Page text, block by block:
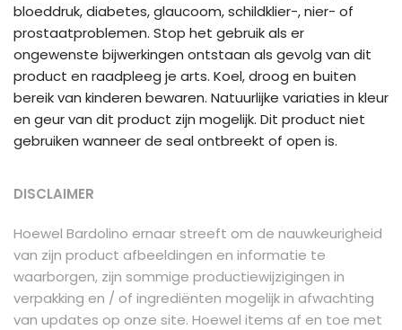
bloeddruk, diabetes, glaucoom, schildklier-, nier- of
prostaatproblemen. Stop het gebruik als er
ongewenste bijwerkingen ontstaan als gevolg van dit
product en raadpleeg je arts. Koel, droog en buiten
bereik van kinderen bewaren. Natuurlijke variaties in kleur
en geur van dit product zijn mogelijk. Dit product niet
gebruiken wanneer de seal ontbreekt of open is.
DISCLAIMER
Hoewel Bardolino ernaar streeft om de nauwkeurigheid
van zijn product afbeeldingen en informatie te
waarborgen, zijn sommige productiewijzigingen in
verpakking en / of ingrediënten mogelijk in afwachting
van updates op onze site. Hoewel items af en toe met